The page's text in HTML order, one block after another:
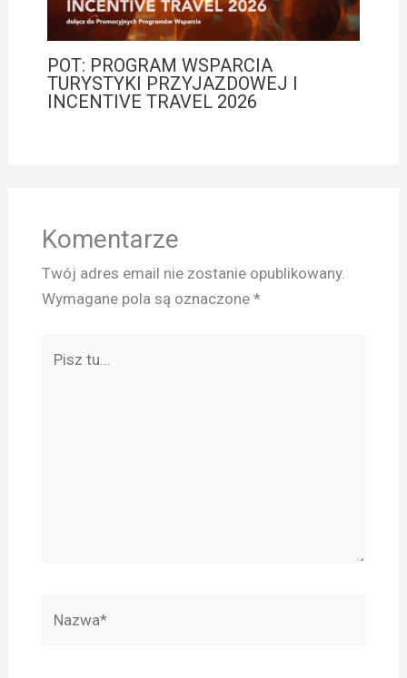
POT: PROGRAM WSPARCIA
TURYSTYKI PRZYJAZDOWEJ I
INCENTIVE TRAVEL 2026
Komentarze
Twój adres email nie zostanie opublikowany.
Wymagane pola są oznaczone *